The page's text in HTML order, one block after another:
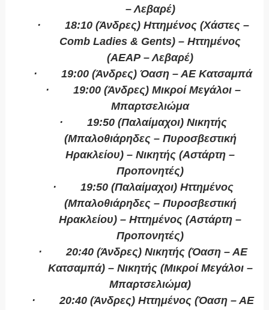
– Λεβαρέ)
·
18:10 (Άνδρες) Ηττημένος (Χάστες –
Comb Ladies & Gents) – Ηττημένος
(ΑΕΑΡ – Λεβαρέ)
·
19:00 (Άνδρες) Όαση – ΑΕ Κατσαμπά
·
19:00 (Άνδρες) Μικροί Μεγάλοι –
Μπαρτσελιώμα
·
19:50 (Παλαίμαχοι) Νικητής
(Μπαλοθιάρηδες – Πυροσβεστική
Ηρακλείου) – Νικητής (Αστάρτη –
Προπονητές)
·
19:50 (Παλαίμαχοι) Ηττημένος
(Μπαλοθιάρηδες – Πυροσβεστική
Ηρακλείου) – Ηττημένος (Αστάρτη –
Προπονητές)
·
20:40 (Άνδρες) Νικητής (Όαση – ΑΕ
Κατσαμπά) – Νικητής (Μικροί Μεγάλοι –
Μπαρτσελιώμα)
·
20:40 (Άνδρες) Ηττημένος (Όαση – ΑΕ